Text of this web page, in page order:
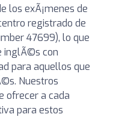
los exÃ¡menes de
registrado de
47699), lo que
inglÃ©s con
para aquellos que
Nuestros
ofrecer a cada
para estos